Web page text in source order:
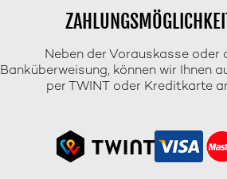
Neben der Vorauskasse oder
Banküberweisung, können wir Ihnen
per TWINT oder Kreditkarte